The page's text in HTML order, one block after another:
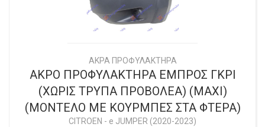
ΑΚΡΑ ΠΡΟΦΥΛΑΚΤΗΡΑ
ΑΚΡΟ ΠΡΟΦΥΛΑΚΤΗΡΑ ΕΜΠΡΟΣ ΓΚΡΙ
(ΧΩΡΙΣ ΤΡΥΠΑ ΠΡΟΒΟΛΕΑ) (MAXI)
(ΜΟΝΤΕΛΟ ΜΕ ΚΟΥΡΜΠΕΣ ΣΤΑ ΦΤΕΡΑ)
CITROEN - e JUMPER (2020-2023)